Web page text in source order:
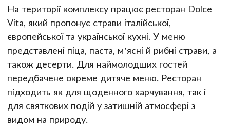
На території комплексу працює ресторан Dolce
Vita, який пропонує страви італійської,
європейської та української кухні. У меню
представлені піца, паста, м’ясні й рибні страви, а
також десерти. Для наймолодших гостей
передбачене окреме дитяче меню. Ресторан
підходить як для щоденного харчування, так і
для святкових подій у затишній атмосфері з
видом на природу.